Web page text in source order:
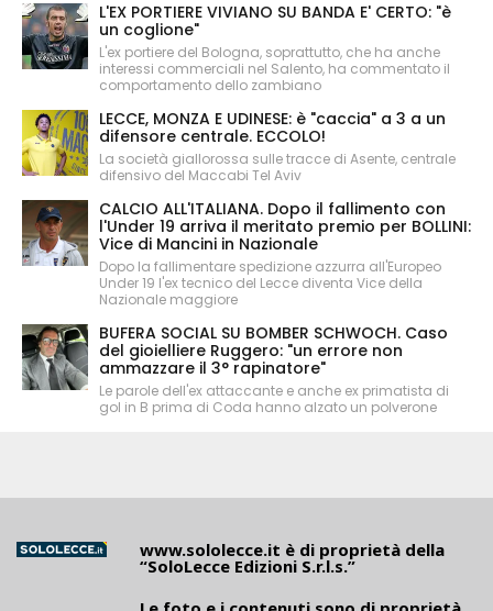
L'EX PORTIERE VIVIANO SU BANDA E' CERTO: "è
un coglione"
L'ex portiere del Bologna, soprattutto, che ha anche
interessi commerciali nel Salento, ha commentato il
comportamento dello zambiano
LECCE, MONZA E UDINESE: è "caccia" a 3 a un
difensore centrale. ECCOLO!
La società giallorossa sulle tracce di Asente, centrale
difensivo del Maccabi Tel Aviv
CALCIO ALL'ITALIANA. Dopo il fallimento con
l'Under 19 arriva il meritato premio per BOLLINI:
Vice di Mancini in Nazionale
Dopo la fallimentare spedizione azzurra all'Europeo
Under 19 l'ex tecnico del Lecce diventa Vice della
Nazionale maggiore
BUFERA SOCIAL SU BOMBER SCHWOCH. Caso
del gioielliere Ruggero: "un errore non
ammazzare il 3° rapinatore"
Le parole dell'ex attaccante e anche ex primatista di
gol in B prima di Coda hanno alzato un polverone
www.sololecce.it è di proprietà della
“SoloLecce Edizioni S.r.l.s.”